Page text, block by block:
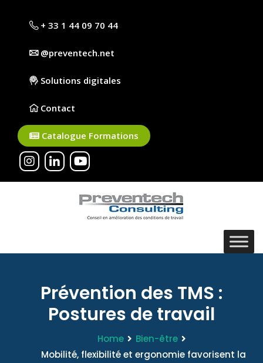
+ 33 1 44 09 70 44
@preventech.net
Solutions digitales
Contact
Catalogue Formations
Prévention des TMS :
Postures de travail
Home
Bien-être
Mobilité, flexibilité et ergonomie favorisent la